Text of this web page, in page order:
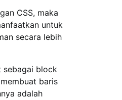
CSS, maka
untuk
secara lebih
sebagai block
baris
adalah